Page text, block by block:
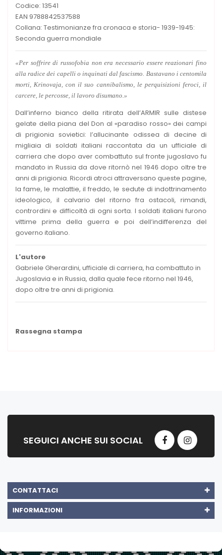
Codice: 13541
EAN 9788842537588
Collana: Testimonianze fra cronaca e storia- 1939-1945:
Seconda guerra mondiale
«Per soffrire di russofobia non era necessario essere reazionari fino
alla radice dei capelli o inquinati dal fascismo. Bastavano i centomila
morti, Krinovaja, con il suo cannibalismo, le perquisizioni feroci, il
carcere, le percosse, il lavoro disumano.»
Dall’inferno bianco della ritirata dell’ARMIR sulle distese
gelate della piana del Don al «paradiso rosso» dei campi
di prigionia sovietici: l’allucinante odissea di decine di
migliaia di soldati italiani raccontata da un ufficiale di
carriera che dopo aver combattuto sul fronte jugoslavo fu
mandato in Russia da dove ritornò nel 1946 dopo oltre tre
anni di prigionia. Ricordi atroci attraversano queste pagine,
la fame, le malattie, il freddo, le sedute di indottrinamento
ideologico, il calvario del ritorno fra ostacoli, rimandi,
contrordini e difficoltà di ogni sorta. I soldati italiani furono
vittime prima della guerra e poi dell’indifferenza del
governo italiano.
L'autore
Gabriele Gherardini, ufficiale di carriera, ha combattuto in
Jugoslavia e in Russia, dalla quale fece ritorno nel 1946,
dopo oltre tre anni di prigionia.
Rassegna stampa
SEGUICI ANCHE SUI SOCIAL
CONTATTACI
INFORMAZIONI